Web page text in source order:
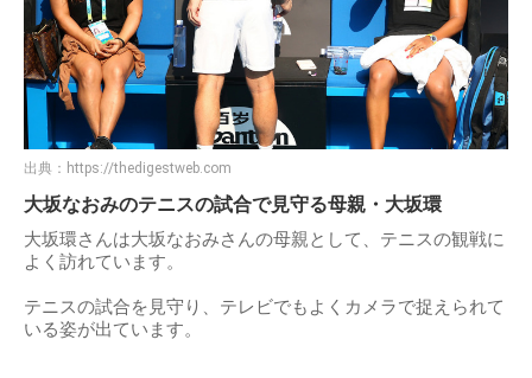
出典： https://thedigestweb.com
大坂なおみのテニスの試合で見守る母親・大坂環
大坂環さんは大坂なおみさんの母親として、テニスの観戦に
よく訪れています。
テニスの試合を見守り、テレビでもよくカメラで捉えられて
いる姿が出ています。